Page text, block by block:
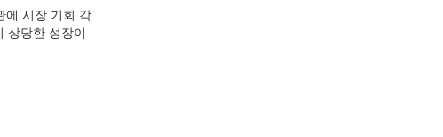
에 시장 기회 각
상당한 성장이